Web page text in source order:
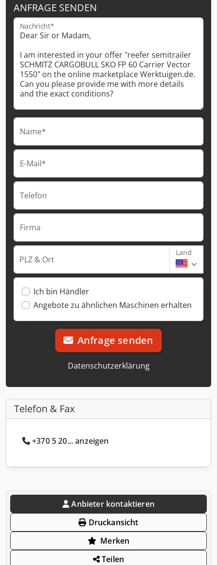
ANFRAGE SENDEN
Nachricht*
Name*
E-Mail*
Telefon
Firma
PLZ & Ort
Land
Ich bin Händler
Angebote zu ähnlichen Maschinen erhalten
Anfrage senden
Datenschutzerklärung
Telefon & Fax
+370 5 20... anzeigen
Anbieter kontaktieren
Druckansicht
Merken
Teilen